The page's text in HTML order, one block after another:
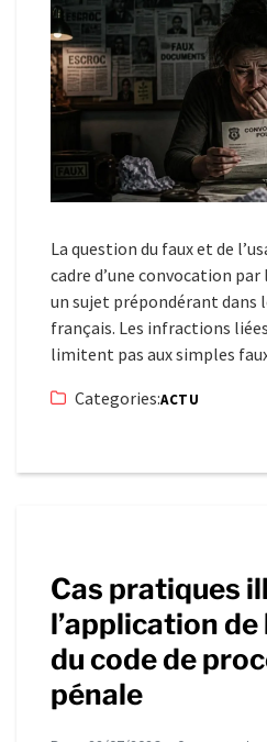
La question du faux et de
cadre d’une convocation
un sujet prépondérant dans
français. Les infractions
limitent pas aux simples
Categories:ACTU
Cas pratiques
l’application de
du code de
pénale